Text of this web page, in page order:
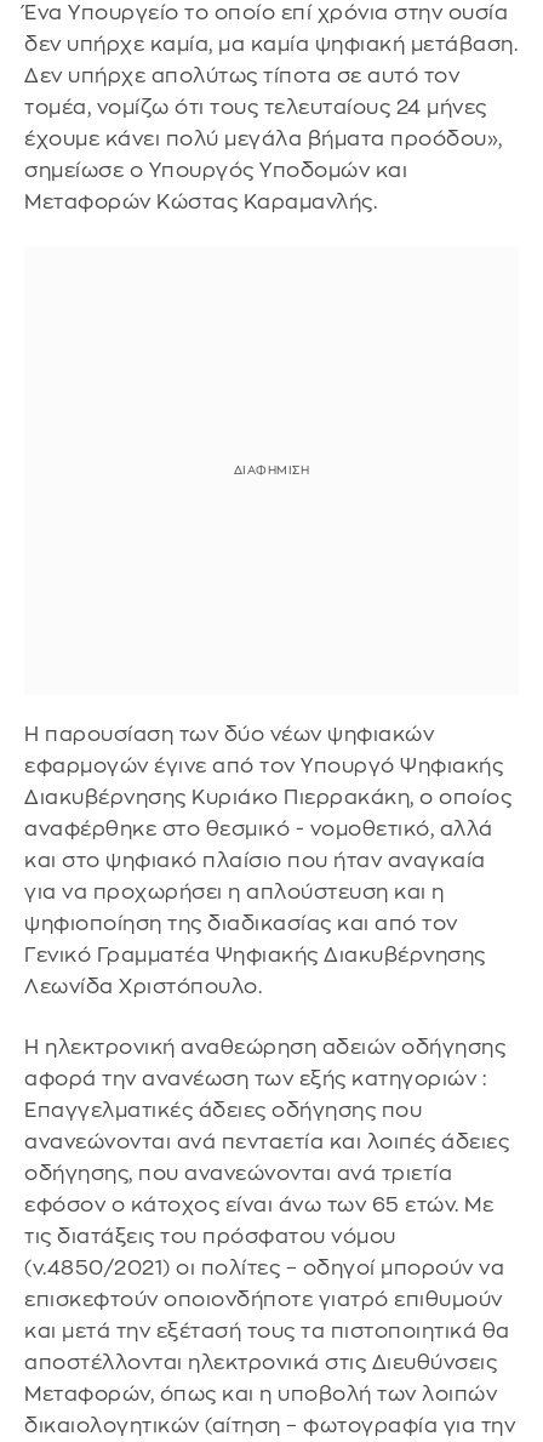
Ένα Υπουργείο το οποίο επί χρόνια στην ουσία
δεν υπήρχε καμία, μα καμία ψηφιακή μετάβαση.
Δεν υπήρχε απολύτως τίποτα σε αυτό τον
τομέα, νομίζω ότι τους τελευταίους 24 μήνες
έχουμε κάνει πολύ μεγάλα βήματα προόδου»,
σημείωσε ο Υπουργός Υποδομών και
Μεταφορών Κώστας Καραμανλής.
Η παρουσίαση των δύο νέων ψηφιακών
εφαρμογών έγινε από τον Υπουργό Ψηφιακής
Διακυβέρνησης Κυριάκο Πιερρακάκη, ο οποίος
αναφέρθηκε στο θεσμικό - νομοθετικό, αλλά
και στο ψηφιακό πλαίσιο που ήταν αναγκαία
για να προχωρήσει η απλούστευση και η
ψηφιοποίηση της διαδικασίας και από τον
Γενικό Γραμματέα Ψηφιακής Διακυβέρνησης
Λεωνίδα Χριστόπουλο.
Η ηλεκτρονική αναθεώρηση αδειών οδήγησης
αφορά την ανανέωση των εξής κατηγοριών :
Επαγγελματικές άδειες οδήγησης που
ανανεώνονται ανά πενταετία και λοιπές άδειες
οδήγησης, που ανανεώνονται ανά τριετία
εφόσον ο κάτοχος είναι άνω των 65 ετών. Με
τις διατάξεις του πρόσφατου νόμου
(ν.4850/2021) οι πολίτες – οδηγοί μπορούν να
επισκεφτούν οποιονδήποτε γιατρό επιθυμούν
και μετά την εξέτασή τους τα πιστοποιητικά θα
αποστέλλονται ηλεκτρονικά στις Διευθύνσεις
Μεταφορών, όπως και η υποβολή των λοιπών
δικαιολογητικών (αίτηση – φωτογραφία για την